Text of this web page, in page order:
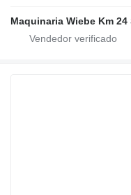
Maquinaria Wiebe Km 24